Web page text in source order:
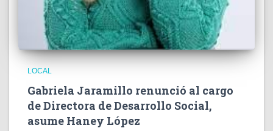
LOCAL
Gabriela Jaramillo renunció al cargo
de Directora de Desarrollo Social,
asume Haney López